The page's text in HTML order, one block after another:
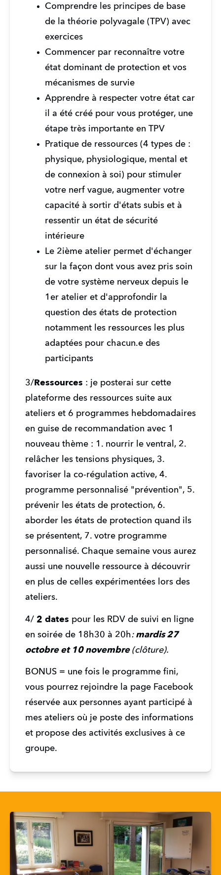
Comprendre les principes de base
de la théorie polyvagale (TPV) avec
exercices
Commencer par reconnaître votre
état dominant de protection et vos
mécanismes de survie
Apprendre à respecter votre état car
il a été créé pour vous protéger, une
étape très importante en TPV
Pratique de ressources (4 types de :
physique, physiologique, mental et
de connexion à soi) pour stimuler
votre nerf vague, augmenter votre
capacité à sortir d'états subis et à
ressentir un état de sécurité
intérieure
Le 2ième atelier permet d'échanger
sur la façon dont vous avez pris soin
de votre système nerveux depuis le
1er atelier et d'approfondir la
question des états de protection
notamment les ressources les plus
adaptées pour chacun.e des
participants
3/Ressources : je posterai sur cette
plateforme des ressources suite aux
ateliers et 6 programmes hebdomadaires
en guise de recommandation avec 1
nouveau thème : 1. nourrir le ventral, 2.
relâcher les tensions physiques, 3.
favoriser la co-régulation active, 4.
programme personnalisé "prévention", 5.
prévenir les états de protection, 6.
aborder les états de protection quand ils
se présentent, 7. votre programme
personnalisé. Chaque semaine vous aurez
aussi une nouvelle ressource à découvrir
en plus de celles expérimentées lors des
ateliers.
4/ 2 dates pour les RDV de suivi en ligne
en soirée de 18h30 à 20h: mardis 27
octobre et 10 novembre (clôture).
BONUS = une fois le programme fini,
vous pourrez rejoindre la page Facebook
réservée aux personnes ayant participé à
mes ateliers où je poste des informations
et propose des activités exclusives à ce
groupe.